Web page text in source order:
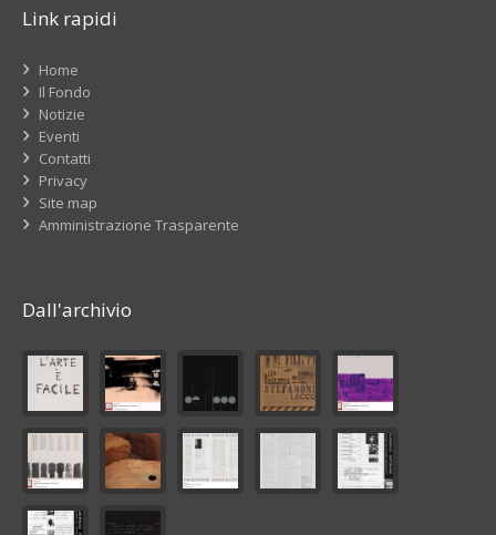
Link rapidi
Home
Il Fondo
Notizie
Eventi
Contatti
Privacy
Site map
Amministrazione Trasparente
Dall'archivio